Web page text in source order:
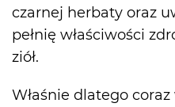
czarnej herbaty oraz
pełnię właściwości
ziół.
Właśnie dlatego